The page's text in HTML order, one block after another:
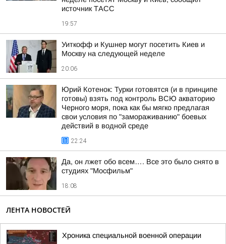
источник ТАСС
19:57
Уиткофф и Кушнер могут посетить Киев и
Москву на следующей неделе
20:06
Юрий Котенок: Турки готовятся (и в принципе
готовы) взять под контроль ВСЮ акваторию
Черного моря, пока как бы мягко предлагая
свои условия по "замораживанию" боевых
действий в водной среде
22:24
Да, он лжет обо всем…. Все это было снято в
студиях "Мосфильм"
18:08
ЛЕНТА НОВОСТЕЙ
Хроника специальной военной операции